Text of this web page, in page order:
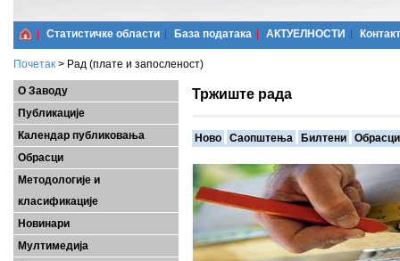
Статистичке области Базa података АКТУЕЛНОСТИ Контакт
Почетак > Рад (плате и запосленост)
О Заводу
Публикације
Календар публиковања
Обрасци
Методологије и
класификације
Новинари
Мултимедија
Тржиште рада
Ново Саопштења Билтени Обрасци